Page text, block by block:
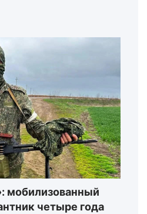
мобилизованный
четыре года